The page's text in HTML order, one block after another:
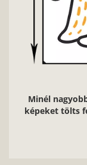
Minél
képeket tölts